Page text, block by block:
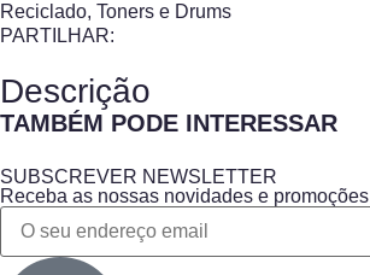
Reciclado, Toners e Drums
PARTILHAR:
Descrição
TAMBÉM PODE INTERESSAR
SUBSCREVER NEWSLETTER
Receba as nossas novidades e promoções